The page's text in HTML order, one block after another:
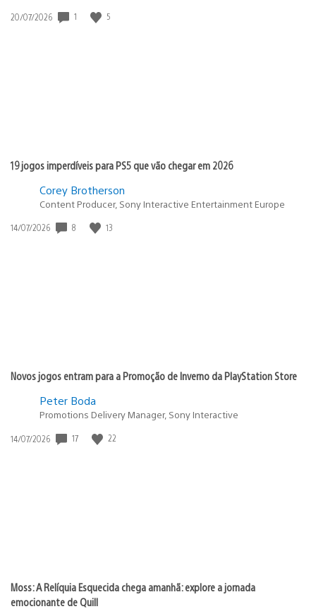
Data
20/07/2026 1 5
19 jogos imperdíveis para PS5 que vão chegar em 2026
Corey Brotherson
Content Producer, Sony Interactive Entertainment Europe
Data
14/07/2026 8 13
Novos jogos entram para a Promoção de Inverno da PlayStation Store
Peter Boda
Promotions Delivery Manager, Sony Interactive
Data
14/07/2026 17 22
Moss: A Relíquia Esquecida chega amanhã: explore a jornada
emocionante de Quill